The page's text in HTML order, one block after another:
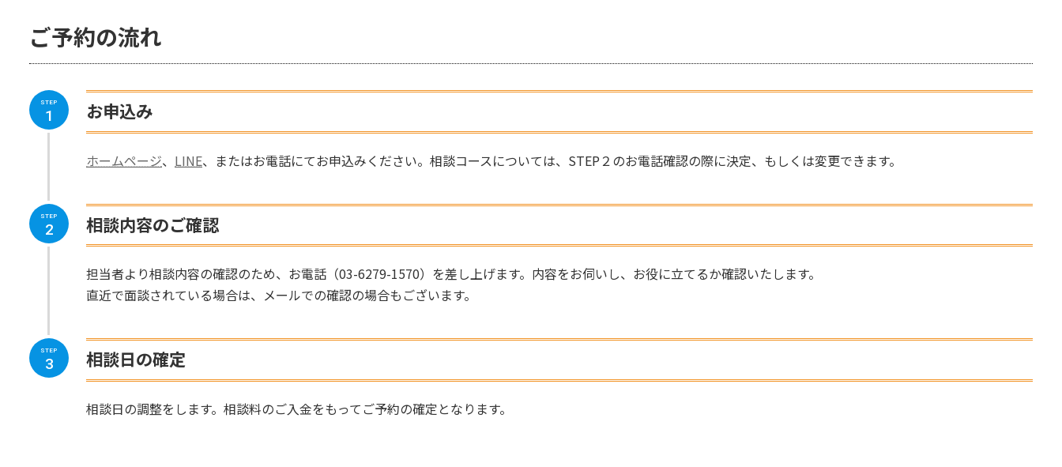
ご予約の流れ
お申込み
ホームページ、 LINE、またはお電話にてお申込みください。相談コースについては、STEP２のお電話確認の際に決定、もしくは変更できます。
STEP
1
相談内容のご確認
担当者より相談内容の確認のため、お電話（03-6279-1570）を差し上げます。内容をお伺いし、お役に立てるか確認いたします。
直近で面談されている場合は、メールでの確認の場合もございます。
STEP
2
相談日の確定
相談日の調整をします。相談料のご入金をもってご予約の確定となります。
STEP
3